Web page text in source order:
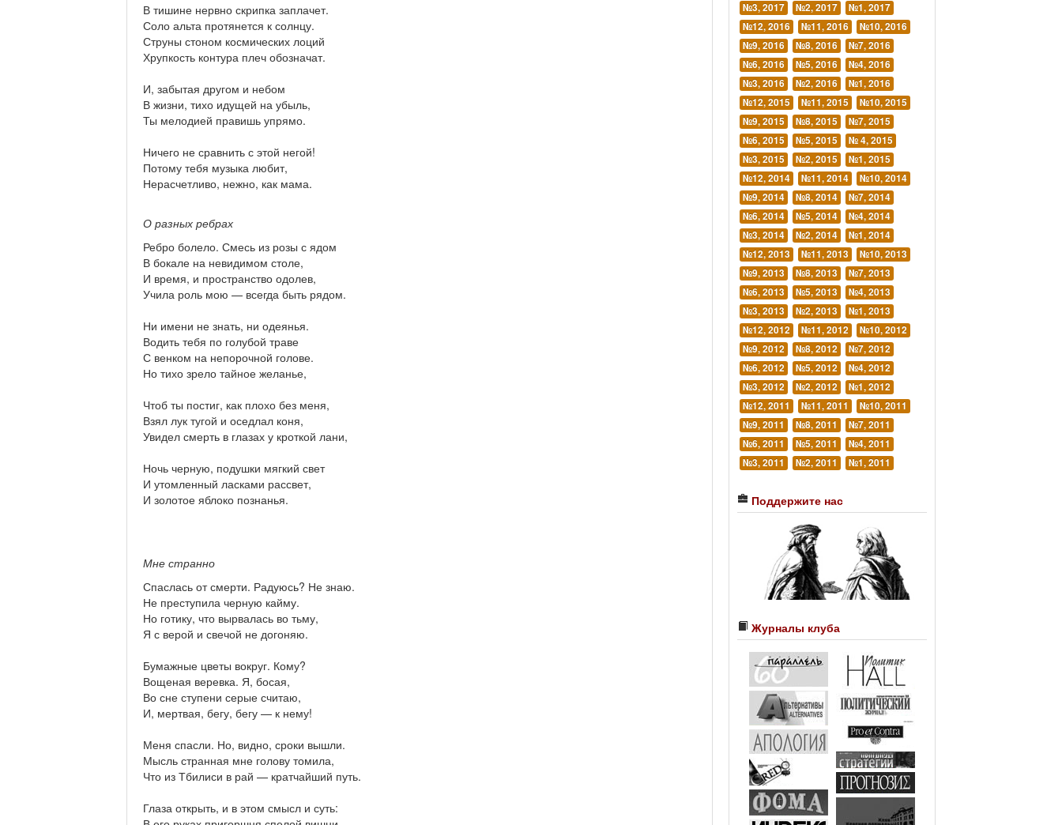
В тишине нервно скрипка заплачет.
Соло альта протянется к солнцу.
Струны стоном космических лоций
Хрупкость контура плеч обозначат.
И, забытая другом и небом
В жизни, тихо идущей на убыль,
Ты мелодией правишь упрямо.
Ничего не сравнить с этой негой!
Потому тебя музыка любит,
Нерасчетливо, нежно, как мама.
О разных ребрах
Ребро болело. Смесь из розы с ядом
В бокале на невидимом столе,
И время, и пространство одолев,
Учила роль мою — всегда быть рядом.
Ни имени не знать, ни одеянья.
Водить тебя по голубой траве
С венком на непорочной голове.
Но тихо зрело тайное желанье,
Чтоб ты постиг, как плохо без меня,
Взял лук тугой и оседлал коня,
Увидел смерть в глазах у кроткой лани,
Ночь черную, подушки мягкий свет
И утомленный ласками рассвет,
И золотое яблоко познанья.
Мне странно
Спаслась от смерти. Радуюсь? Не знаю.
Не преступила черную кайму.
Но готику, что вырвалась во тьму,
Я с верой и свечой не догоняю.
Бумажные цветы вокруг. Кому?
Вощеная веревка. Я, босая,
Во сне ступени серые считаю,
И, мертвая, бегу, бегу — к нему!
Меня спасли. Но, видно, сроки вышли.
Мысль странная мне голову томила,
Что из Тбилиси в рай — кратчайший путь.
Глаза открыть, и в этом смысл и суть:
№3, 2017
№2, 2017
№1, 2017
№12, 2016
№11, 2016
№10, 2016
№9, 2016
№8, 2016
№7, 2016
№6, 2016
№5, 2016
№4, 2016
№3, 2016
№2, 2016
№1, 2016
№12, 2015
№11, 2015
№10, 2015
№9, 2015
№8, 2015
№7, 2015
№6, 2015
№5, 2015
№ 4, 2015
№3, 2015
№2, 2015
№1, 2015
№12, 2014
№11, 2014
№10, 2014
№9, 2014
№8, 2014
№7, 2014
№6, 2014
№5, 2014
№4, 2014
№3, 2014
№2, 2014
№1, 2014
№12, 2013
№11, 2013
№10, 2013
№9, 2013
№8, 2013
№7, 2013
№6, 2013
№5, 2013
№4, 2013
№3, 2013
№2, 2013
№1, 2013
№12, 2012
№11, 2012
№10, 2012
№9, 2012
№8, 2012
№7, 2012
№6, 2012
№5, 2012
№4, 2012
№3, 2012
№2, 2012
№1, 2012
№12, 2011
№11, 2011
№10, 2011
№9, 2011
№8, 2011
№7, 2011
№6, 2011
№5, 2011
№4, 2011
№3, 2011
№2, 2011 №1, 2011
Поддержите нас
Журналы клуба